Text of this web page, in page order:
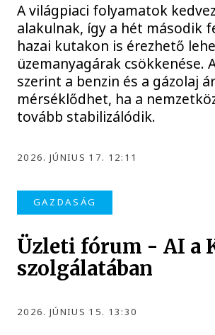
A világpiaci folyamatok
alakulnak, így a hét második
hazai kutakon is érezhető
üzemanyagárak csökkenése.
szerint a benzin és a gázolaj
mérséklődhet, ha a
tovább stabilizálódik.
2026. JÚNIUS 17. 12:11
GAZDASÁG
Üzleti fórum - AI a
szolgálatában
2026. JÚNIUS 15. 13:30